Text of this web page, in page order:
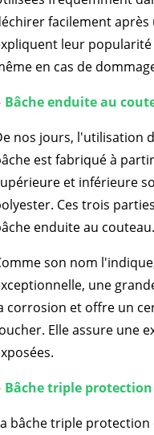
facilement
leur popularité
en cas de
Bâche enduite au
nos jours, l'utilisation
est fabriqué à
et inférieure
Ces trois
enduite au couteau.
son nom
une
corrosion et offre un
Elle assure une
Bâche triple
bâche triple protection